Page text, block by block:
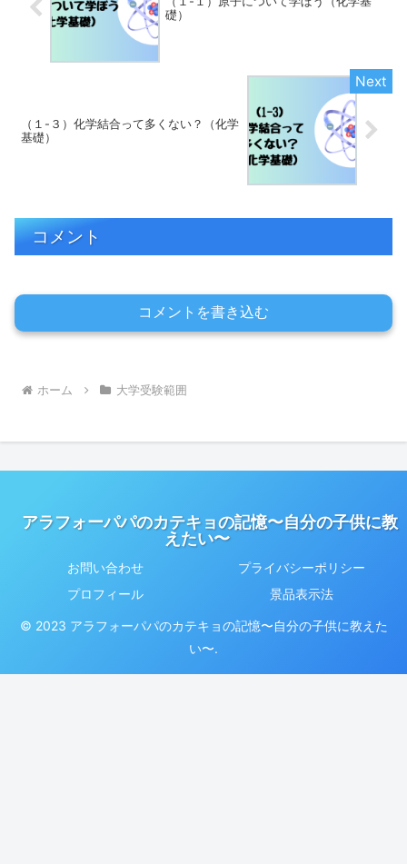
礎）
（１-３）化学結合って多くない？（化学
基礎）
コメント
コメントを書き込む
ホーム 大学受験範囲
アラフォーパパのカテキョの記憶〜自分の子供に教
えたい〜
お問い合わせ
プライバシーポリシー
プロフィール
景品表示法
© 2023 アラフォーパパのカテキョの記憶〜自分の子供に教えた
い〜.